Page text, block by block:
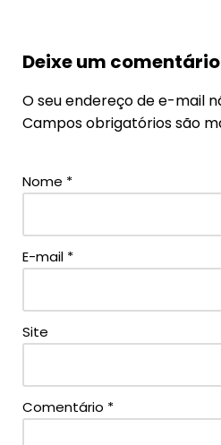
favor. Todos os dias
injustiças…
Deixe um comentário
O seu endereço de e-mail
Campos obrigatórios são
Nome *
E-mail *
Site
Comentário *